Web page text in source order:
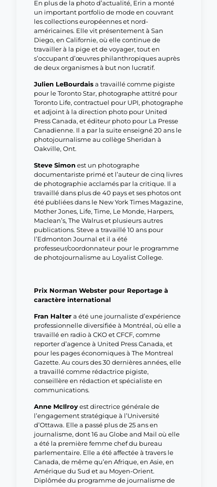
En plus de la photo d’actualité, Erin a monté
un important portfolio de mode en couvrant
les collections européennes et nord-
américaines. Elle vit présentement à San
Diego, en Californie, où elle continue de
travailler à la pige et de voyager, tout en
s’occupant d’œuvres philanthropiques auprès
de deux organismes à but non lucratif.
Julien LeBourdaisa travaillé comme pigiste
pour le Toronto Star, photographe attitré pour
Toronto Life, contractuel pour UPI, photographe
et adjoint à la direction photo pour United
Press Canada, et éditeur photo pour La Presse
Canadienne. Il a par la suite enseigné 20 ans le
photojournalisme au collège Sheridan à
Oakville, Ont.
Steve Simonest un photographe
documentariste primé et l’auteur de cinq livres
de photographie acclamés par la critique. Il a
travaillé dans plus de 40 pays et ses photos ont
été publiées dans le New York Times Magazine,
Mother Jones, Life, Time, Le Monde, Harpers,
Maclean’s, The Walrus et plusieurs autres
publications. Steve a travaillé 10 ans pour
l’Edmonton Journal et il a été
professeur/coordonnateur pour le programme
de photojournalisme au Loyalist College.
Prix Norman Webster pour Reportage à
caractère international
Fran Haltera été une journaliste d’expérience
professionnelle diversifiée à Montréal, où elle a
travaillé en radio à CKO et CFCF, comme
reporter d’agence à United Press Canada, et
pour les pages économiques à The Montreal
Gazette. Au cours des 30 dernières années, elle
a travaillé comme rédactrice pigiste,
conseillère en rédaction et spécialiste en
communications.
Anne McIlroyest directrice générale de
l’engagement stratégique à l’Université
d’Ottawa. Elle a passé plus de 25 ans en
journalisme, dont 16 au Globe and Mail où elle
a été la première femme chef du bureau
parlementaire. Elle a été affectée à travers le
Canada, de même qu’en Afrique, en Asie, en
Amérique du Sud et au Moyen-Orient.
Diplômée du programme de journalisme de